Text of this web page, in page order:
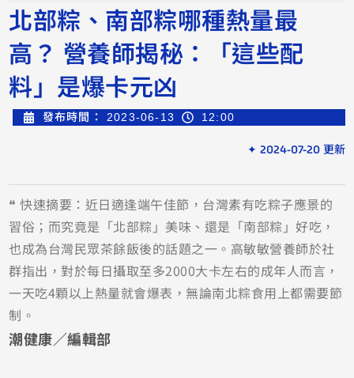
北部粽、南部粽哪種熱量最
高？ 營養師揭秘：「這些配
料」是爆卡元凶
發布時間： 2023-06-13 12:00
✦ 2024-07-20 更新
❝ 快速摘要：近日適逢端午佳節，台灣素有吃粽子應景的
習俗；而究竟是「北部粽」美味、還是「南部粽」好吃，
也成為台灣民眾茶餘飯後的話題之一。高敏敏營養師於社
群指出，對於每日攝取至多2000大卡左右的成年人而言，
一天吃4顆以上熱量就會爆表，無論南北粽食用上都需要節
制。
潮健康／編輯部